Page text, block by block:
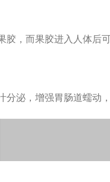
胶，而果胶进入人体后
分泌，增强胃肠道蠕动